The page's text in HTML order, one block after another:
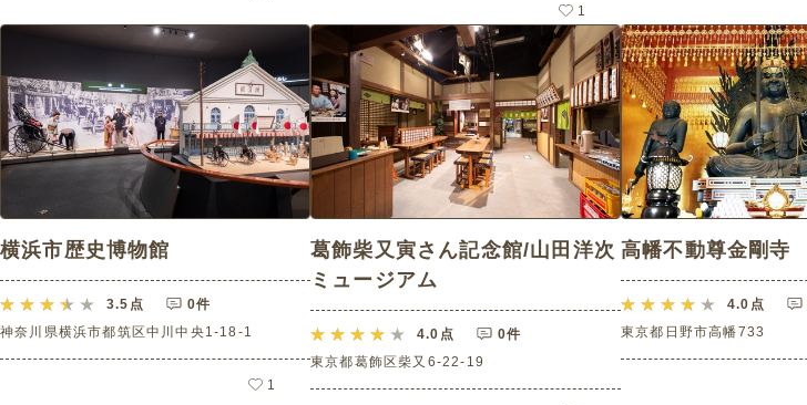
1
横浜市歴史博物館
3.5 点
0件
神奈川県横浜市都筑区中川中央1-18-1
1
葛飾柴又寅さん記念館/山田洋次
ミュージアム
4.0 点
0件
東京都葛飾区柴又6-22-19
高幡不動尊金剛寺
4.0 点
東京都日野市高幡733